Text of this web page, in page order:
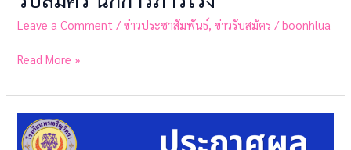
นักการ
Leave a Comment /ข่าวประชาสัมพันธ์,ข่าวรับสมัคร /boonhlua
สมัคร
นักการ
Read More »
ประกาศ
ผล